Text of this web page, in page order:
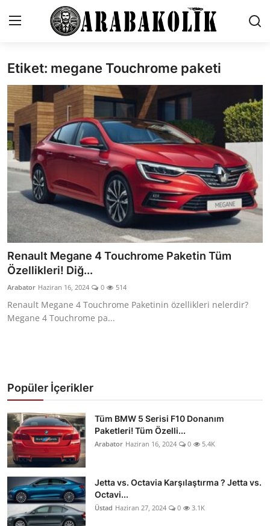
İletişim
Genel
Karşılaştırmalar
Testler
Markalar
Motosiklet
Öneriler
Paketler
Yağlar
Oto Bilgi
Etiket: megane Touchrome paketi
Renault Megane 4 Touchrome Paketin Tüm
Özellikleri! Diğ...
Arabator Haziran 16, 2024 0 514
Renault Megane 4 Touchrome Paketinin özellikleri nelerdir?
Megane 4 Touchrome pa...
Popüler İçerikler
Tüm BMW 5 Serisi F10 Donanım
Paketleri! Tüm Özelli...
Arabator Haziran 16, 2024 0 5.4K
Jetta vs. Octavia Karşılaştırma ? Jetta vs.
Octavi...
Üstad Haziran 27, 2024 0 3.1K